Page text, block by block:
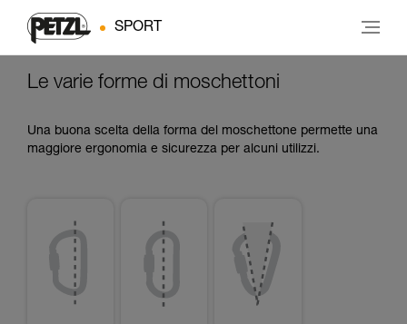
SPORT
Le varie forme di moschettoni
Una buona scelta della forma del moschettone permette una
maggiore ergonomia e sicurezza per alcuni utilizzi.